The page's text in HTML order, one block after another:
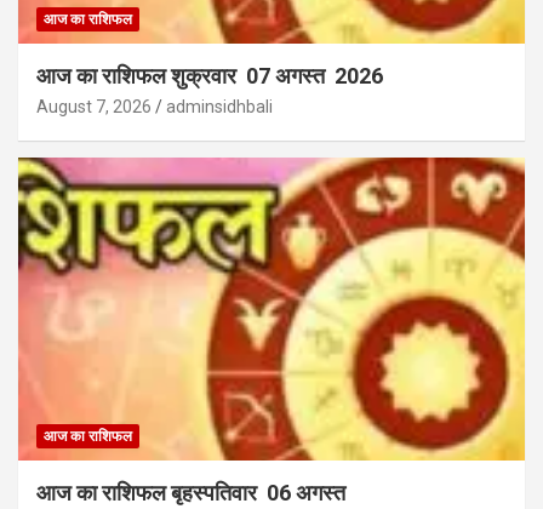
आज का राशिफल
आज का राशिफल शुक्रवार 07 अगस्त 2026
August 7, 2026 adminsidhbali
आज का राशिफल
आज का राशिफल बृहस्पतिवार 06 अगस्त